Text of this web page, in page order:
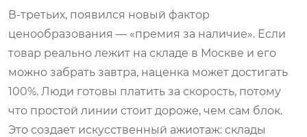
В-третьих, появился новый фактор
ценообразования — «премия за наличие». Если
товар реально лежит на складе в Москве и его
можно забрать завтра, наценка может достигать
100%. Люди готовы платить за скорость, потому
что простой линии стоит дороже, чем сам блок.
Это создает искусственный ажиотаж: склады